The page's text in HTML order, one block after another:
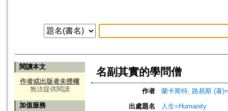
閱讀本文
作者或出版者未授權
無法提供閱讀
加值服務
名副其實的學問僧
作者
蘭卡斯特, 路易斯 (著
出處題名
人生=Humanity